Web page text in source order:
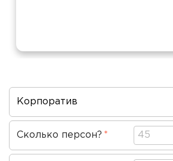
Повод
проведения
Сколько персон?